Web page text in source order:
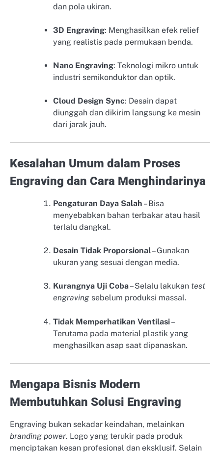
dan pola ukiran.
3D Engraving: Menghasilkan efek relief
yang realistis pada permukaan benda.
Nano Engraving: Teknologi mikro untuk
industri semikonduktor dan optik.
Cloud Design Sync: Desain dapat
diunggah dan dikirim langsung ke mesin
dari jarak jauh.
Kesalahan Umum dalam Proses
Engraving dan Cara Menghindarinya
Pengaturan Daya Salah – Bisa
menyebabkan bahan terbakar atau hasil
terlalu dangkal.
Desain Tidak Proporsional– Gunakan
ukuran yang sesuai dengan media.
Kurangnya Uji Coba– Selalu lakukan test
engraving sebelum produksi massal.
Tidak Memperhatikan Ventilasi–
Terutama pada material plastik yang
menghasilkan asap saat dipanaskan.
Mengapa Bisnis Modern
Membutuhkan Solusi Engraving
Engraving bukan sekadar keindahan, melainkan
branding power. Logo yang terukir pada produk
menciptakan kesan profesional dan eksklusif. Selain